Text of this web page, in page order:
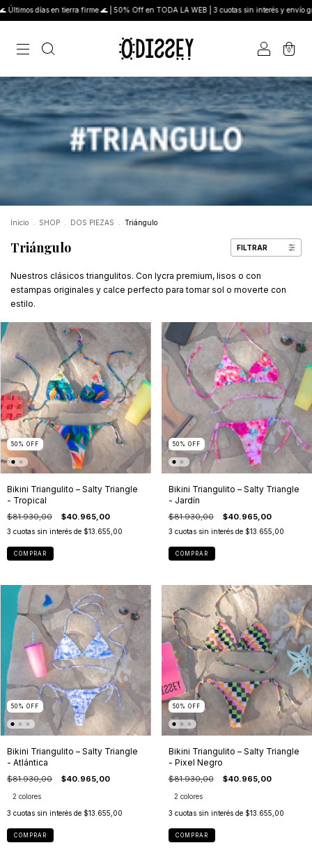
días en tierra firme 🌊 | 50% Off en TODA LA WEB | 3 cuotas sin interés y envío
0
Inicio SHOP DOS PIEZAS Triángulo
Triángulo FILTRAR
Nuestros clásicos triangulitos. Con lycra premium, lisos o con
estampas originales y calce perfecto para tomar sol o moverte con
estilo.
50 % OFF
Bikini Triangulito – Salty Triangle
- Tropical
$81.930,00 $40.965,00
3 cuotas sin interés de $13.655,00
COMPRAR
50 % OFF
Bikini Triangulito – Salty Triangle
- Jardín
$81.930,00 $40.965,00
3 cuotas sin interés de $13.655,00
COMPRAR
50 % OFF
Bikini Triangulito – Salty Triangle
- Atlántica
$81.930,00 $40.965,00
2 colores
3 cuotas sin interés de $13.655,00
COMPRAR
50 % OFF
Bikini Triangulito – Salty Triangle
- Pixel Negro
$81.930,00 $40.965,00
2 colores
3 cuotas sin interés de $13.655,00
COMPRAR